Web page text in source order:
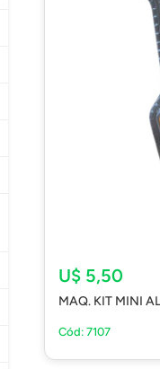
U$ 5,50
MAQ. KIT MINI
Cód: 7107